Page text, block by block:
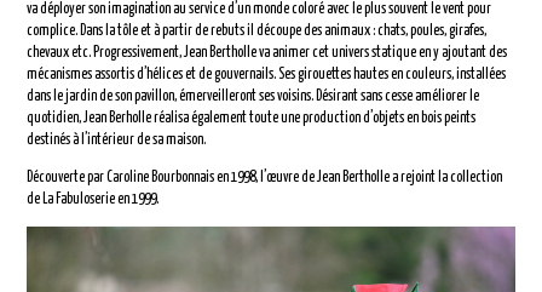
va déployer son imagination au service d’un monde coloré avec le plus souvent le vent pour
complice. Dans la tôle et à partir de rebuts il découpe des animaux : chats, poules, girafes,
chevaux etc. Progressivement, Jean Bertholle va animer cet univers statique en y ajoutant des
mécanismes assortis d’hélices et de gouvernails. Ses girouettes hautes en couleurs, installées
dans le jardin de son pavillon, émerveilleront ses voisins. Désirant sans cesse améliorer le
quotidien, Jean Berholle réalisa également toute une production d’objets en bois peints
destinés à l’intérieur de sa maison.
Découverte par Caroline Bourbonnais en 1998, l’œuvre de Jean Bertholle a rejoint la collection
de La Fabuloserie en 1999.